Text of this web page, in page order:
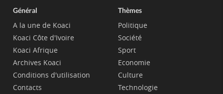
Général
A la une de Koaci
Koaci Côte d'Ivoire
Koaci Afrique
Archives Koaci
Conditions d'utilisation
Contacts
Thèmes
Politique
Société
Sport
Economie
Culture
Technologie